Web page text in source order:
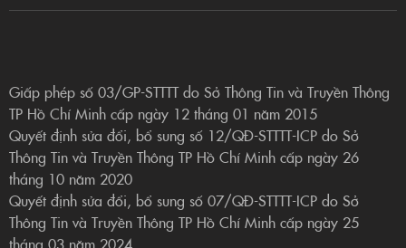
Giấp phép số 03/GP-STTTT do Sở Thông Tin và Truyền Thông
TP Hồ Chí Minh cấp ngày 12 tháng 01 năm 2015
Quyết định sửa đổi, bổ sung số 12/QĐ-STTTT-ICP do Sở
Thông Tin và Truyền Thông TP Hồ Chí Minh cấp ngày 26
tháng 10 năm 2020
Quyết định sửa đổi, bổ sung số 07/QĐ-STTTT-ICP do Sở
Thông Tin và Truyền Thông TP Hồ Chí Minh cấp ngày 25
tháng 03 năm 2024